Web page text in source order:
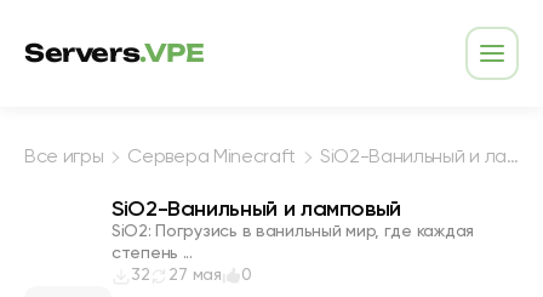
Servers.VPE
Все игры Сервера Minecraft SiO2-Ванильный и ламповый
SiO2-Ванильный и ламповый
SiO2: Погрузись в ванильный мир, где каждая
степень ...
32
27 мая 0